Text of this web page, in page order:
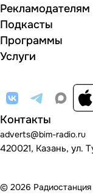
Рекламодателям
Подкасты
Программы
Услуги
Контакты
adverts@bim-radio.ru
420021, Казань, ул.
© 2026